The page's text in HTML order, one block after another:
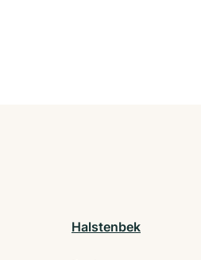
Halstenbek